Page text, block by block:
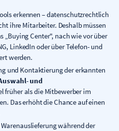
erkennen – datenschutzrechtlich
ihre Mitarbeiter. Deshalb müssen
„Buying Center", nach wie vor über
LinkedIn oder über Telefon- und
werden.
und Kontaktierung der erkannten
und
früher als die Mitbewerber im
Das erhöht die Chance auf einen
während der